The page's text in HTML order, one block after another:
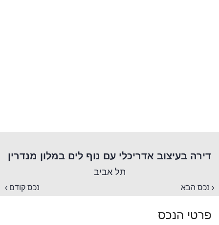
דירה בעיצוב אדריכלי עם נוף לים במלון מנדרין
תל אביב
‹ נכס הבא נכס קודם ›
פרטי הנכס